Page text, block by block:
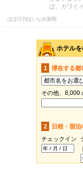
ば、カワイ
ほぼ日刊ほいなめ新聞